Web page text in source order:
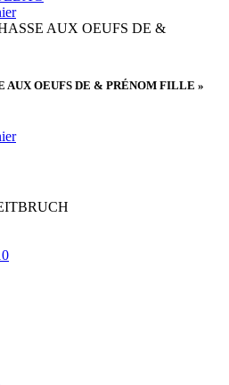
AUX OEUFS DE & PRÉNOM FILLE »